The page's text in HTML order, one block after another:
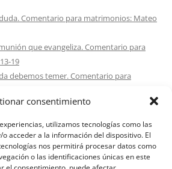
consentimiento
utilizamos tecnologías como las
acceder a la información del dispositivo. El
nos permitirá procesar datos como
o las identificaciones únicas en este
Comentario para matrimonios: Mateo
que evangeliza. Comentario para
19
debemos temer. Comentario para
temer. Comentario para
9
en Ti. Comentario para matrimonios: